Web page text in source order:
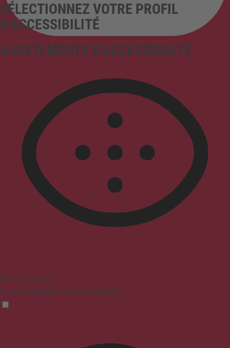
AJUSTEMENTS D'ACCESSIBILITÉ
SÉLECTIONNEZ VOTRE PROFIL
D'ACCESSIBILITÉ
Mode malvoyant
Améliore l'aspect visuel du site web